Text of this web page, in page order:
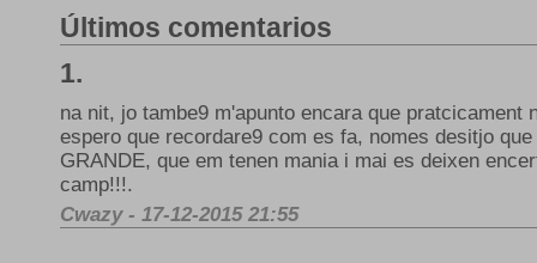
Últimos comentarios
1.
na nit, jo tambe9 m'apunto encara que pratcicament
espero que recordare9 com es fa, nomes desitjo
GRANDE, que em tenen mania i mai es deixen
camp!!!.
Cwazy - 17-12-2015 21:55